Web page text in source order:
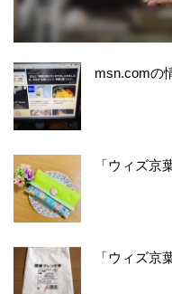
msn.comの
「ウィズ京
「ウィズ京